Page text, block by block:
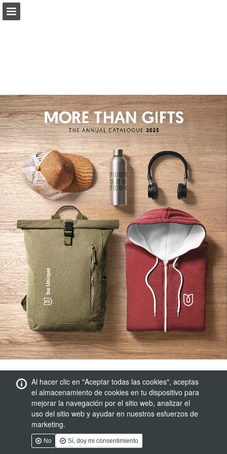
Al hacer clic en "Aceptar todas las cookies", aceptas
el almacenamiento de cookies en tu dispositivo para
mejorar la navegación por el sitio web, analizar el
uso del sitio web y ayudar en nuestros esfuerzos de
marketing.
No Sí, doy mi consentimiento
Leer publicación completa
Mis favoritos